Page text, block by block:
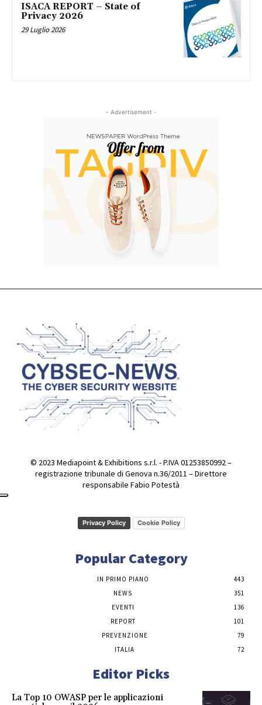
ISACA REPORT – State of
Privacy 2026
29 Luglio 2026
- Advertisement -
© 2023 Mediapoint & Exhibitions s.r.l. - P.IVA 01253850992 –
registrazione tribunale di Genova n.36/2011 – Direttore
responsabile Fabio Potestà
Privacy Policy Cookie Policy
Popular Category
IN PRIMO PIANO
443
NEWS
351
EVENTI
136
REPORT
101
PREVENZIONE
79
ITALIA
72
Editor Picks
La Top 10 OWASP per le applicazioni